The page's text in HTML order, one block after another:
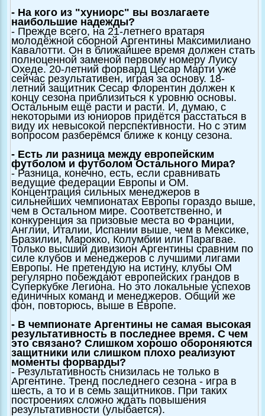
- На кого из "хуниорс" вы возлагаете
наибольшие надежды?
- Прежде всего, на 21-летнего вратаря
молодёжной сборной Аргентины Максимилиано
Кавалотти. Он в ближайшее время должен стать
полноценной заменой первому номеру Луису
Охеде. 20-летний форвард Цесар Марти уже
сейчас результативен, играя за основу. 18-
летний защитник Сесар Флорентин должен к
концу сезона приблизиться к уровню основы.
Остальным ещё расти и расти. И, думаю, с
некоторыми из юниоров придётся расстаться в
виду их невысокой перспективности. Но с этим
вопросом разберёмся ближе к концу сезона.
- Есть ли разница между европейским
футболом и футболом Остального Мира?
- Разница, конечно, есть, если сравнивать
ведущие федерации Европы и ОМ.
Концентрация сильных менеджеров в
сильнейших чемпионатах Европы гораздо выше,
чем в Остальном мире. Соответственно, и
конкуренция за призовые места во Франции,
Англии, Италии, Испании выше, чем в Мексике,
Бразилии, Марокко, Колумбии или Парагвае.
Только высший дивизион Аргентины сравним по
силе клубов и менеджеров с лучшими лигами
Европы. Не претендую на истину, клубы ОМ
регулярно побеждают европейских грандов в
Суперкубке Легиона. Но это локальные успехов
единичных команд и менеджеров. Общий же
фон, повторюсь, выше в Европе.
- В чемпионате Аргентины не самая высокая
результативность в последнее время. С чем
это связано? Слишком хорошо обороняются
защитники или слишком плохо реализуют
моменты форварды?
- Результативность снизилась не только в
Аргентине. Тренд последнего сезона - игра в
шесть, а то и в семь защитников. При таких
построениях сложно ждать повышения
результативности (улыбается).